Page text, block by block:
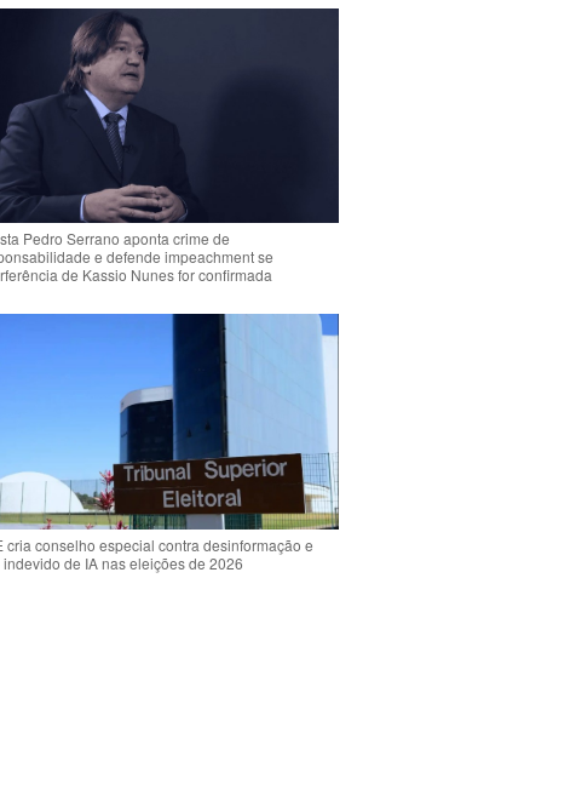
Pedro Serrano aponta crime de
e defende impeachment se
de Kassio Nunes for confirmada
cria conselho especial contra desinformação e
indevido de IA nas eleições de 2026